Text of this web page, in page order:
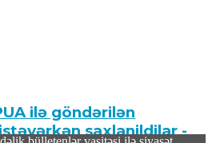
ilə göndərilən
saxlanildilar -